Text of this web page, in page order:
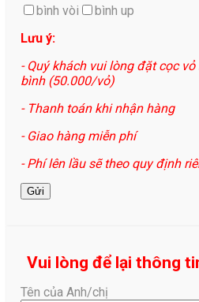
bình vòi
bình up
Lưu ý:
- Quý khách vui lòng đặt cọc
bình (50.000/vỏ)
- Thanh toán khi nhận hàng
- Giao hàng miễn phí
- Phí lên lầu sẽ theo quy định
Vui lòng để lại thông
Tên của Anh/chị